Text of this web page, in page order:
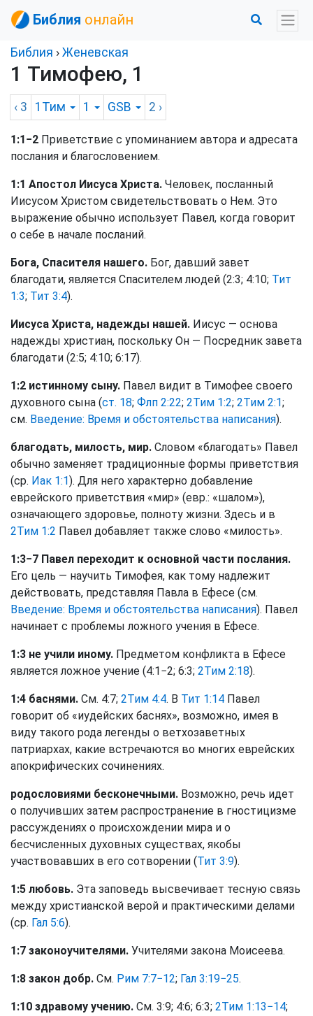
Библия онлайн
Библия › Женевская
1 Тимофею, 1
‹ 3 1Тим 1 GSB 2 ›
1:1−2 Приветствие с упоминанием автора и адресата
послания и благословением.
1:1 Апостол Иисуса Христа. Человек, посланный
Иисусом Христом свидетельствовать о Нем. Это
выражение обычно использует Павел, когда говорит
о себе в начале посланий.
Бога, Спасителя нашего. Бог, давший завет
благодати, является Спасителем людей (2:3; 4:10; Тит
1:3; Тит 3:4).
Иисуса Христа, надежды нашей. Иисус — основа
надежды христиан, поскольку Он — Посредник завета
благодати (2:5; 4:10; 6:17).
1:2 истинному сыну. Павел видит в Тимофее своего
духовного сына (ст. 18; Флп 2:22; 2Тим 1:2; 2Тим 2:1;
см. Введение: Время и обстоятельства написания).
благодать, милость, мир. Словом «благодать» Павел
обычно заменяет традиционные формы приветствия
(ср. Иак 1:1). Для него характерно добавление
еврейского приветствия «мир» (евр.: «шалом»),
означающего здоровье, полноту жизни. Здесь и в
2Тим 1:2 Павел добавляет также слово «милость».
1:3−7 Павел переходит к основной части послания.
Его цель — научить Тимофея, как тому надлежит
действовать, представляя Павла в Ефесе (см.
Введение: Время и обстоятельства написания). Павел
начинает с проблемы ложного учения в Ефесе.
1:3 не учили иному. Предметом конфликта в Ефесе
является ложное учение (4:1−2; 6:3; 2Тим 2:18).
1:4 баснями. См. 4:7; 2Тим 4:4. В Тит 1:14 Павел
говорит об «иудейских баснях», возможно, имея в
виду такого рода легенды о ветхозаветных
патриархах, какие встречаются во многих еврейских
апокрифических сочинениях.
родословиями бесконечными. Возможно, речь идет
о получивших затем распространение в гностицизме
рассуждениях о происхождении мира и о
бесчисленных духовных существах, якобы
участвовавших в его сотворении (Тит 3:9).
1:5 любовь. Эта заповедь высвечивает тесную связь
между христианской верой и практическими делами
(ср. Гал 5:6).
1:7 законоучителями. Учителями закона Моисеева.
1:8 закон добр. См. Рим 7:7−12; Гал 3:19−25.
1:10 здравому учению. См. 3:9; 4:6; 6:3; 2Тим 1:13−14;